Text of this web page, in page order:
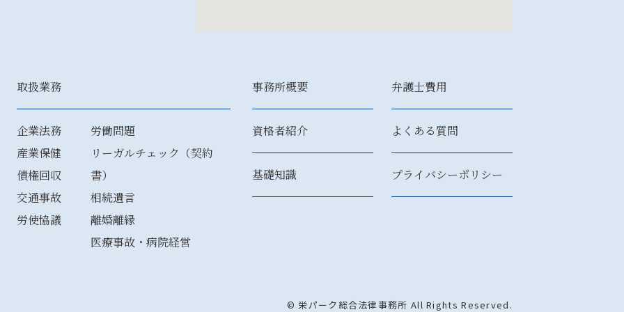
取扱業務
企業法務
産業保健
債権回収
交通事故
労使協議
労働問題
リーガルチェック（契約
書）
相続遺言
離婚離縁
医療事故・病院経営
事務所概要
資格者紹介
基礎知識
弁護士費用
よくある質問
プライバシーポリシー
© 栄パーク総合法律事務所 All Rights Reserved.